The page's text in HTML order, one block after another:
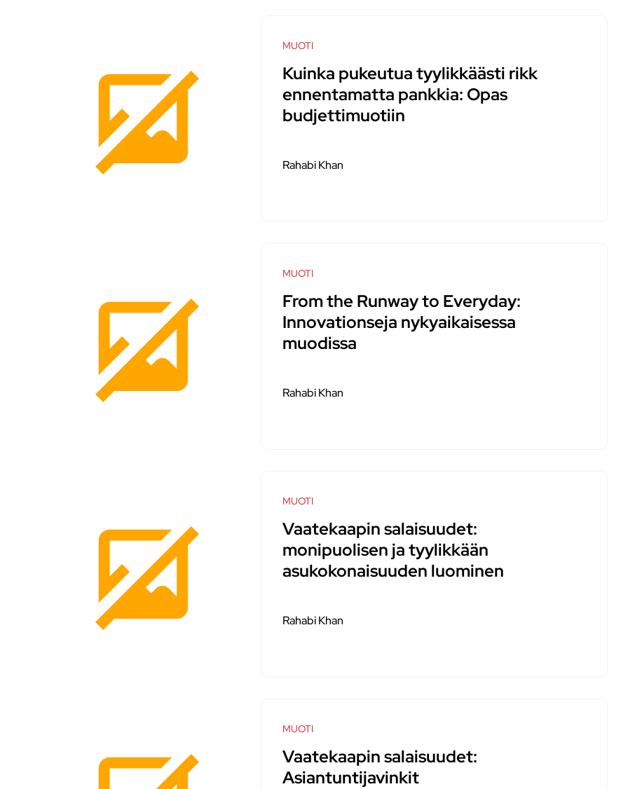
MUOTI
Kuinka pukeutua tyylikkäästi rikk
ennentamatta pankkia: Opas
budjettimuotiin
Rahabi Khan
MUOTI
From the Runway to Everyday:
Innovationseja nykyaikaisessa
muodissa
Rahabi Khan
MUOTI
Vaatekaapin salaisuudet:
monipuolisen ja tyylikkään
asukokonaisuuden luominen
Rahabi Khan
MUOTI
Vaatekaapin salaisuudet:
Asiantuntijavinkit